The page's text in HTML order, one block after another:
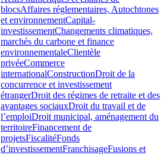
blocsAffaires réglementaires, Autochtones
et environnementCapital-
investissementChangements climatiques,
marchés du carbone et finance
environnementaleClientèle
privéeCommerce
internationalConstructionDroit de la
concurrence et investissement
étrangerDroit des régimes de retraite et des
avantages sociauxDroit du travail et de
l’emploiDroit municipal, aménagement du
territoireFinancement de
projetsFiscalitéFonds
d’investissementFranchisageFusions et